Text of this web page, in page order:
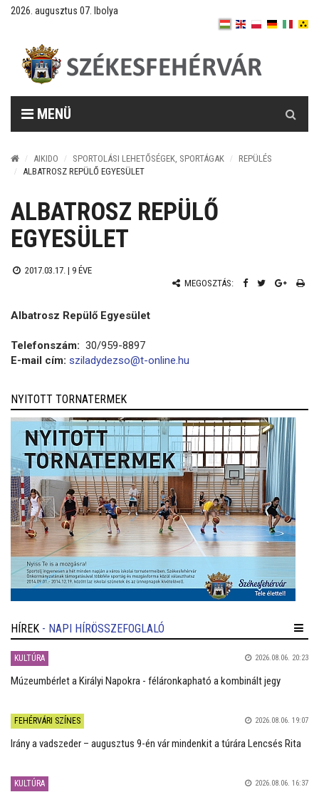
2026. augusztus 07. Ibolya
MENÜ
AIKIDO SPORTOLÁSI LEHETŐSÉGEK, SPORTÁGAK
REPÜLÉS
ALBATROSZ REPÜLŐ EGYESÜLET
ALBATROSZ REPÜLŐ
EGYESÜLET
2017.03.17. | 9 ÉVE
MEGOSZTÁS:
Albatrosz Repülő Egyesület
Telefonszám: 30/959-8897
E-mail cím: sziladydezso@t-online.hu
NYITOTT TORNATERMEK
HÍREK - NAPI HÍRÖSSZEFOGLALÓ
KULTÚRA 2026.08.06. 20:23
Múzeumbérlet a Királyi Napokra - féláronkapható a kombinált jegy
FEHÉRVÁRI SZÍNES 2026.08.06. 19:07
Irány a vadszeder – augusztus 9-én vár mindenkit a túrára Lencsés Rita
KULTÚRA 2026.08.06. 16:37